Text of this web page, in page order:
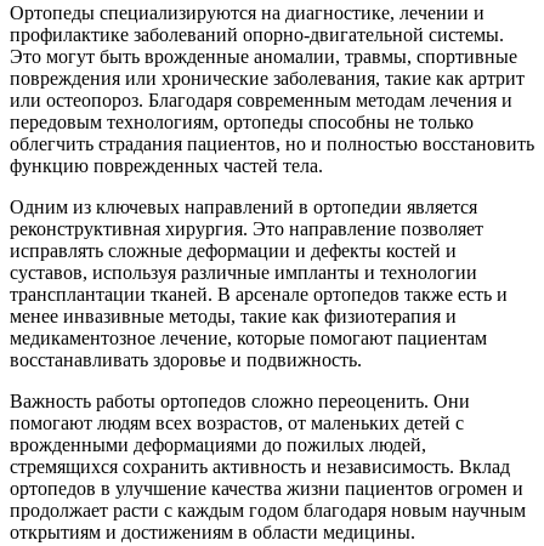
Ортопеды специализируются на диагностике, лечении и
профилактике заболеваний опорно-двигательной системы.
Это могут быть врожденные аномалии, травмы, спортивные
повреждения или хронические заболевания, такие как артрит
или остеопороз. Благодаря современным методам лечения и
передовым технологиям, ортопеды способны не только
облегчить страдания пациентов, но и полностью восстановить
функцию поврежденных частей тела.
Одним из ключевых направлений в ортопедии является
реконструктивная хирургия. Это направление позволяет
исправлять сложные деформации и дефекты костей и
суставов, используя различные импланты и технологии
трансплантации тканей. В арсенале ортопедов также есть и
менее инвазивные методы, такие как физиотерапия и
медикаментозное лечение, которые помогают пациентам
восстанавливать здоровье и подвижность.
Важность работы ортопедов сложно переоценить. Они
помогают людям всех возрастов, от маленьких детей с
врожденными деформациями до пожилых людей,
стремящихся сохранить активность и независимость. Вклад
ортопедов в улучшение качества жизни пациентов огромен и
продолжает расти с каждым годом благодаря новым научным
открытиям и достижениям в области медицины.